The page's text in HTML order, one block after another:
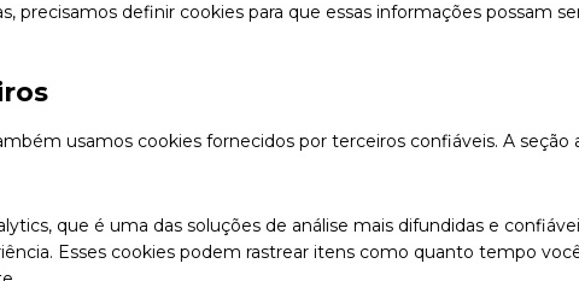
precisamos definir cookies para que essas informações possam
usamos cookies fornecidos por terceiros confiáveis. A
que é uma das soluções de análise mais difundidas e
Esses cookies podem rastrear itens como quanto tempo